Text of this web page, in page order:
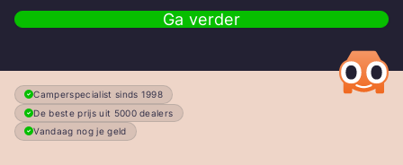
Ga verder
Camperspecialist sinds 1998
De beste prijs uit 5000 dealers
Vandaag nog je geld